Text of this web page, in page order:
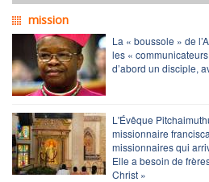
mission
La « boussole » de
les «
d’abord un disciple,
L'Évêque
missionnaire
missionnaires qui
Elle a besoin de
Christ »